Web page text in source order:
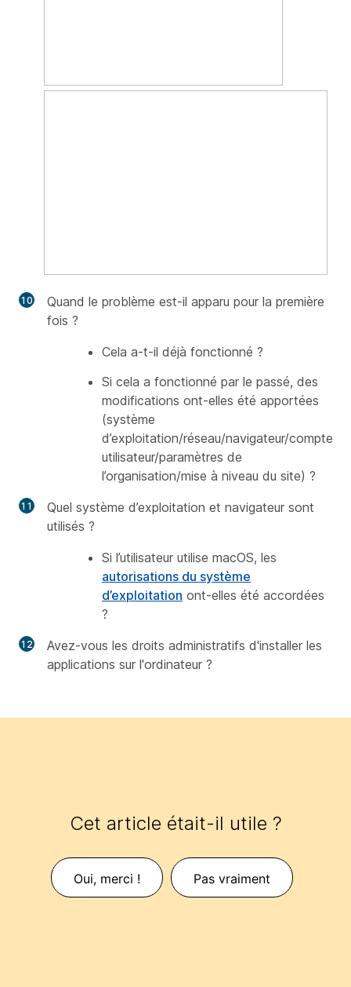
Quand le problème est-il apparu pour la première
fois ?
Cela a-t-il déjà fonctionné ?
Si cela a fonctionné par le passé, des
modifications ont-elles été apportées
(système
d’exploitation/réseau/navigateur/compte
utilisateur/paramètres de
l’organisation/mise à niveau du site) ?
Quel système d’exploitation et navigateur sont
utilisés ?
Si l’utilisateur utilise macOS, les
autorisations du système
d’exploitation ont-elles été accordées
?
Avez-vous les droits administratifs d'installer les
applications sur l'ordinateur ?
Cet article était-il utile ?
Oui, merci ! Pas vraiment